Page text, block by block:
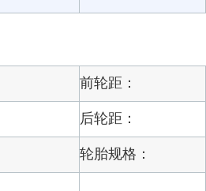
前轮距：
后轮距：
轮胎规格：